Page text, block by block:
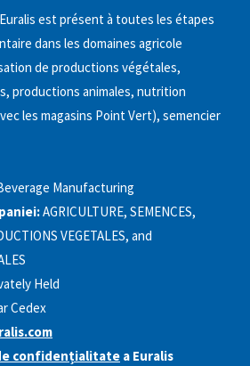
est présent à toutes les étapes
dans les domaines agricole
de productions végétales,
productions animales, nutrition
les magasins Point Vert), semencier
Manufacturing
AGRICULTURE, SEMENCES,
VEGETALES, and
Held
Cedex
confidențialitate a Euralis